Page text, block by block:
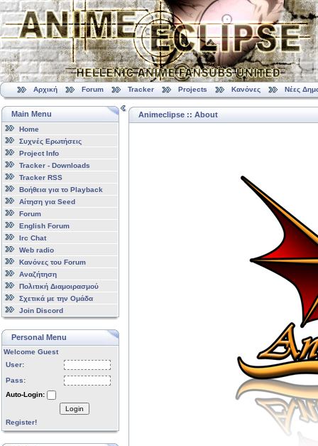
Αρχική Forum Tracker Projects Κανόνες Νέες
Main Menu
Home
Συχνές Ερωτήσεις
Project Info
Tracker - Downloads
Tracker RSS
Βοήθεια για το Playback
Αίτηση για Seed
Forum
English Forum
Irc Chat
Web radio
Κανόνες του Forum
Αναζήτηση
Πολιτική Διαμοιρασμού
Σχετικά με την Ομάδα
Join Discord
Personal Menu
Welcome Guest
User:
Pass:
Auto-Login:
Login
Register!
Animeclipse :: About